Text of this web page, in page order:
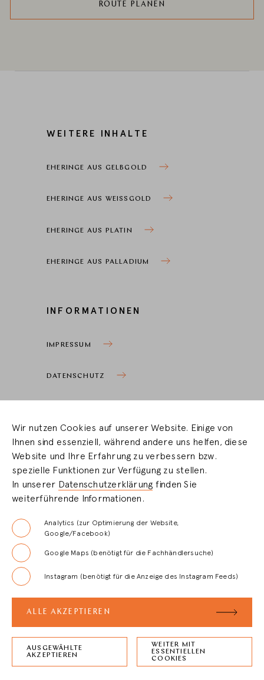
ROUTE PLANEN
WEITERE INHALTE
EHERINGE AUS GELBGOLD
EHERINGE AUS WEISSGOLD
EHERINGE AUS PLATIN
EHERINGE AUS PALLADIUM
INFORMATIONEN
IMPRESSUM
DATENSCHUTZ
HÄNDLERBEREICH
LOGIN
REGISTRIERUNG
FAQ
ZURÜCK ZUM SEITENANFANG
Wir nutzen Cookies auf unserer Website. Einige von
Ihnen sind essenziell, während andere uns helfen, diese
Website und Ihre Erfahrung zu verbessern bzw.
spezielle Funktionen zur Verfügung zu stellen.
In unserer Datenschutzerklärung finden Sie
weiterführende Informationen.
Analytics (zur Optimierung der Website,
Google/Facebook)
Google Maps (benötigt für die Fachhändlersuche)
Instagram (benötigt für die Anzeige des Instagram Feeds)
ALLE AKZEPTIEREN
AUSGEWÄHLTE
AKZEPTIEREN
WEITER MIT
ESSENTIELLEN
COOKIES